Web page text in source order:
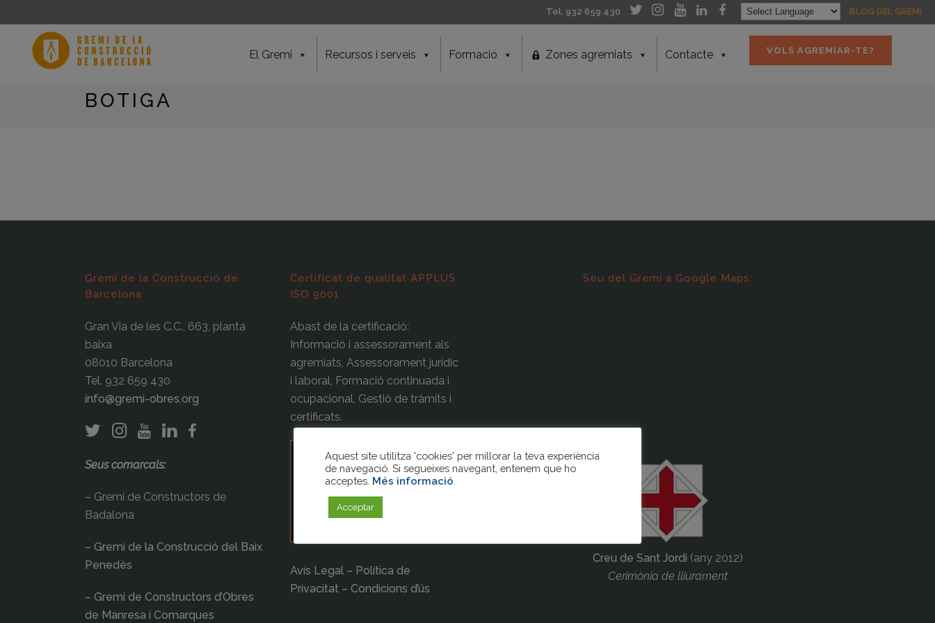
Tel. 932 659 430 BLOG DEL GREMI
VOLS AGREMIAR-TE?
El Gremi Recursos i serveis Formació Zones agremiats Contacte
BOTIGA
Gremi de la Construcció de
Barcelona
Gran Via de les C.C., 663, planta
baixa
08010 Barcelona
Tel. 932 659 430
info@gremi-obres.org
Seus comarcals:
– Gremi de Constructors de
Badalona
– Gremi de la Construcció del Baix
Penedès
– Gremi de Constructors d’Obres
de Manresa i Comarques
Certificat de qualitat APPLUS
ISO 9001
Abast de la certificació:
Informació i assessorament als
agremiats, Assessorament jurídic
i laboral, Formació continuada i
ocupacional, Gestió de tràmits i
certificats.
Avís Legal – Política de
Privacitat – Condicions d’ús
Seu del Gremi a Google Maps:
Creu de Sant Jordi (any 2012)
Cerimònia de lliurament
Aquest site utilitza 'cookies' per millorar la teva experiència
de navegació. Si segueixes navegant, entenem que ho
acceptes. Més informació
Acceptar